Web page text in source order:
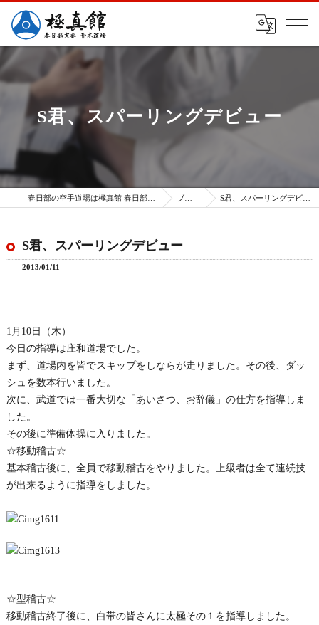
S君、スパーリングデビュー
春日部の空手道場は極真館 春日部支部 ブログ S君、スパーリングデビュー
S君、スパーリングデビュー
2013/01/11
1月10日（木）
今日の指導は庄和道場でした。
まず、道場内を皆でスキップをしならが走りました。その後、ダッ
シュを数本行いました。
次に、武道では一番大切な「あいさつ、お辞儀」の仕方を指導しま
した。
その後に準備体操に入りました。
☆移動稽古☆
基本稽古後に、全員で移動稽古をやりました。上級者は全て連続技
が出来るように指導をしました。
☆型稽古☆
移動稽古終了後に、白帯の皆さんに太極その１を指導しました。